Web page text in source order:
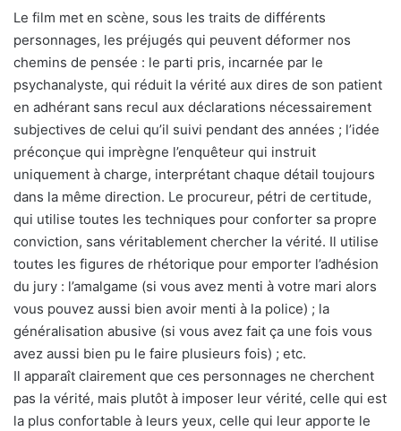
Le film met en scène, sous les traits de différents
personnages, les préjugés qui peuvent déformer nos
chemins de pensée : le parti pris, incarnée par le
psychanalyste, qui réduit la vérité aux dires de son patient
en adhérant sans recul aux déclarations nécessairement
subjectives de celui qu’il suivi pendant des années ; l’idée
préconçue qui imprègne l’enquêteur qui instruit
uniquement à charge, interprétant chaque détail toujours
dans la même direction. Le procureur, pétri de certitude,
qui utilise toutes les techniques pour conforter sa propre
conviction, sans véritablement chercher la vérité. Il utilise
toutes les figures de rhétorique pour emporter l’adhésion
du jury : l’amalgame (si vous avez menti à votre mari alors
vous pouvez aussi bien avoir menti à la police) ; la
généralisation abusive (si vous avez fait ça une fois vous
avez aussi bien pu le faire plusieurs fois) ; etc.
Il apparaît clairement que ces personnages ne cherchent
pas la vérité, mais plutôt à imposer leur vérité, celle qui est
la plus confortable à leurs yeux, celle qui leur apporte le